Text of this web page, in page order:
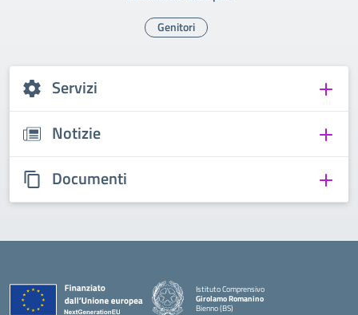
Genitori
Servizi
Notizie
Documenti
Istituto Comprensivo
Girolamo Romanino
Bienno (BS)